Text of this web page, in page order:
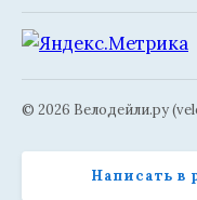
© 2026 Велодейли.ру
Написать в